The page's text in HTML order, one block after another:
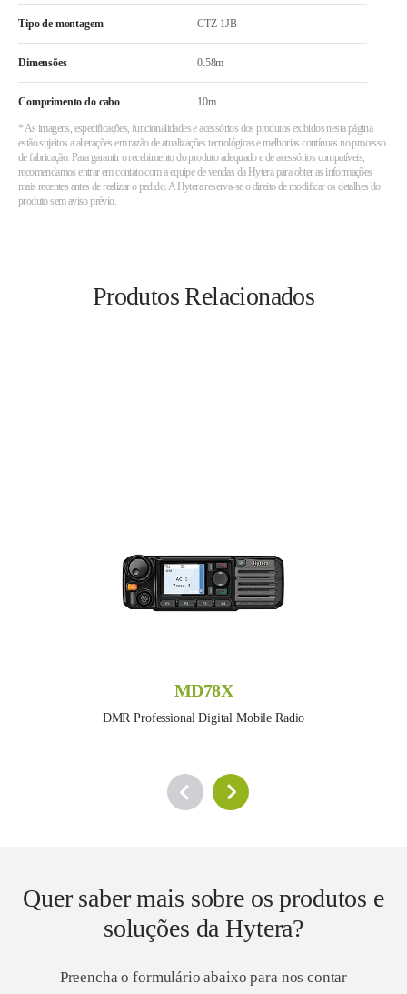
Tipo de montagem CTZ-1JB
Dimensões 0.58m
Comprimento do cabo 10m
* As imagens, especificações, funcionalidades e acessórios dos produtos exibidos nesta página
estão sujeitos a alterações em razão de atualizações tecnológicas e melhorias contínuas no processo
de fabricação. Para garantir o recebimento do produto adequado e de acessórios compatíveis,
recomendamos entrar em contato com a equipe de vendas da Hytera para obter as informações
mais recentes antes de realizar o pedido. A Hytera reserva-se o direito de modificar os detalhes do
produto sem aviso prévio.
Produtos Relacionados
MD78X
DMR Professional Digital Mobile Radio
Quer saber mais sobre os produtos e
soluções da Hytera?
Preencha o formulário abaixo para nos contar